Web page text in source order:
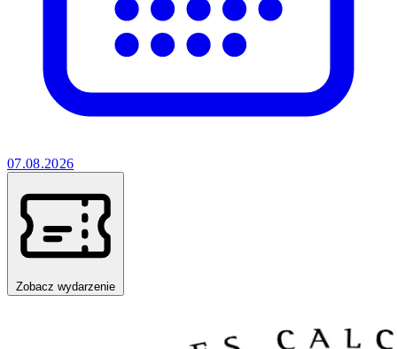
07.08.2026
Zobacz wydarzenie